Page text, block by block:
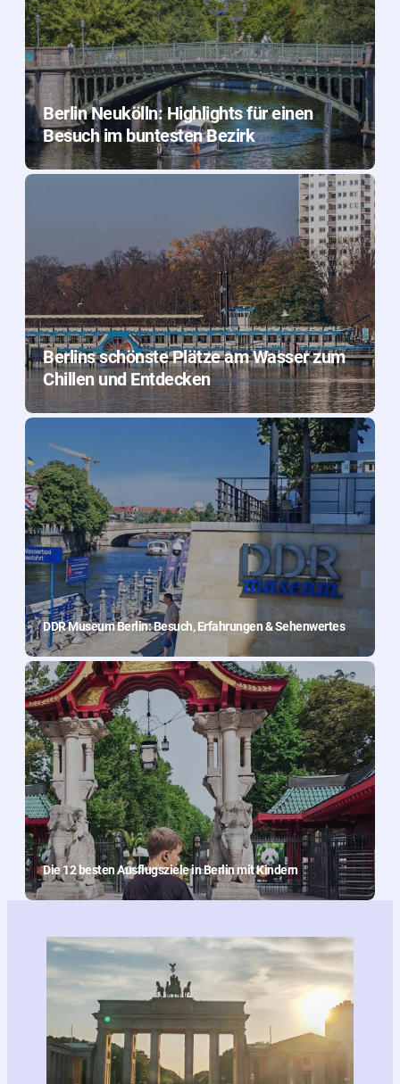
Berlin Neukölln: Highlights für einen
Besuch im buntesten Bezirk
DDR Museum Berlin: Besuch, Erfahrungen & Sehenwertes
Die 12 besten Ausflugsziele in Berlin mit Kindern
Berlins schönste Plätze am Wasser zum
Chillen und Entdecken